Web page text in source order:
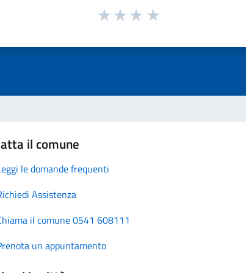
il comune
le domande frequenti
Assistenza
il comune 0541 608111
un appuntamento